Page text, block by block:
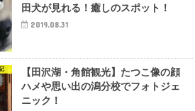
田犬が見れる！癒しのスポット！
2019.08.31
【田沢湖・角館観光】たつこ像の顔
ハメや思い出の潟分校でフォトジェ
ニック！